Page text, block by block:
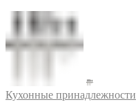
Кухонные принадлежности